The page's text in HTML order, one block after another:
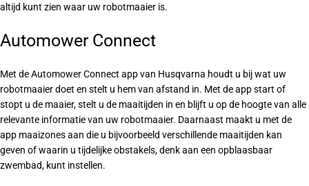
altijd kunt zien waar uw robotmaaier is.
Automower Connect
Met de Automower Connect app van Husqvarna houdt u bij wat uw
robotmaaier doet en stelt u hem van afstand in. Met de app start of
stopt u de maaier, stelt u de maaitijden in en blijft u op de hoogte van alle
relevante informatie van uw robotmaaier. Daarnaast maakt u met de
app maaizones aan die u bijvoorbeeld verschillende maaitijden kan
geven of waarin u tijdelijke obstakels, denk aan een opblaasbaar
zwembad, kunt instellen.